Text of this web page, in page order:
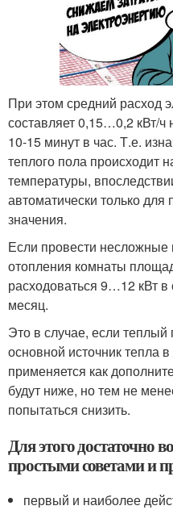
При этом средний расход
составляет 0,15…0,2 кВт/
10-15 минут в час. Т.е.
теплого пола происходит
температуры,
автоматически только
значения.
Если провести несложные
отопления комнаты
расходоваться 9…12 кВт
месяц.
Это в случае, если теплый
основной источник тепла
применяется как
будут ниже, но тем не
попытаться снизить.
Для этого достаточно
простыми советами и
первый и наиболее